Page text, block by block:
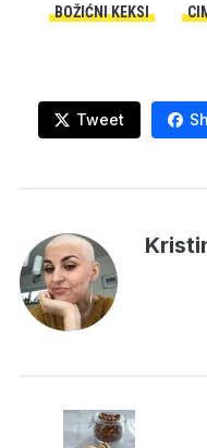
BOŽIĆNI KEKSI
Tweet